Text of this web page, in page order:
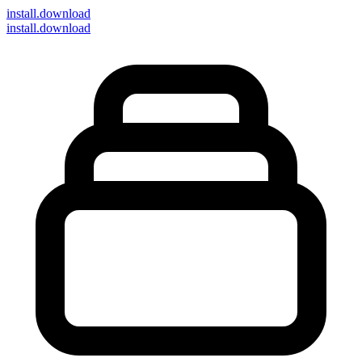
install.download
install.download